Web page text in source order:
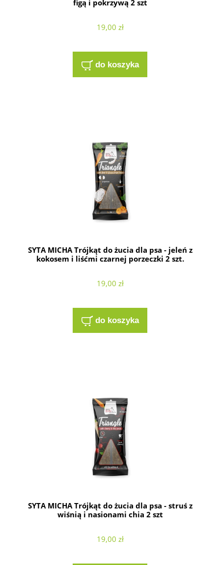
figą i pokrzywą 2 szt
19,00 zł
do koszyka
SYTA MICHA Trójkąt do żucia dla psa - jeleń z
kokosem i liśćmi czarnej porzeczki 2 szt.
19,00 zł
do koszyka
SYTA MICHA Trójkąt do żucia dla psa - struś z
wiśnią i nasionami chia 2 szt
19,00 zł